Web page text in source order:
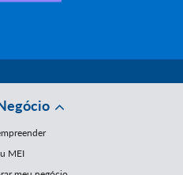
MEI